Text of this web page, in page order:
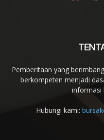
Pemberitaan yang
berkompeten menjadi
informasi
Hubungi kami: